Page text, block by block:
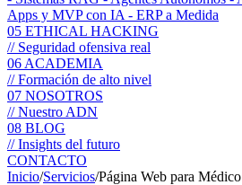
Apps y MVP con IA - ERP a Medida
05 ETHICAL HACKING
// Seguridad ofensiva real
06 ACADEMIA
// Formación de alto nivel
07 NOSOTROS
// Nuestro ADN
08 BLOG
// Insights del futuro
CONTACTO
Inicio/Servicios/Página Web para Médico